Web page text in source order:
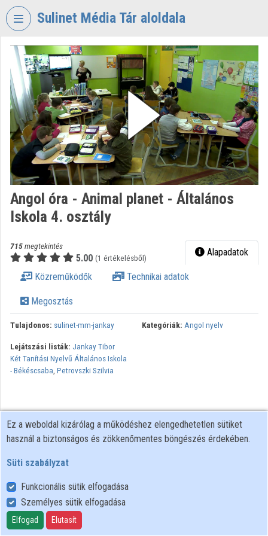
Fejléc kihagyása
Sulinet Média Tár aloldala
VIDEOTORIUM
SULINET
MÉDIA
TÁR
Intézményi kezdőlap
Bejelentkezés
Kategóriák
Intézményi listák
Angol óra - Animal planet - Általános
Iskola 4. osztály
715megtekintés
5.00 (1 értékelésből) Alapadatok
Közreműködők Technikai adatok
Megosztás
Tulajdonos: sulinet-mm-jankay Kategóriák: Angol nyelv
Lejátszási listák: Jankay Tibor
Két Tanítási Nyelvű Általános Iskola
- Békéscsaba, Petrovszki Szilvia
Felhasználói szabályzat
Adatkezelési tájékoztató
Süti szabályzat
Ez a weboldal kizárólag a működéshez elengedhetetlen sütiket
használ a biztonságos és zökkenőmentes böngészés érdekében.
Süti szabályzat
Funkcionális sütik elfogadása
Személyes sütik elfogadása
Elfogad Elutasít